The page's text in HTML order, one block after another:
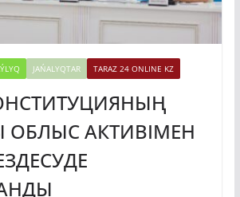
JAŃALYQTAR TARAZ 24 ONLINE KZ
АКТИВІМЕН